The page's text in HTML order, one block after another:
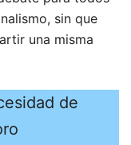
sin que
una misma
de